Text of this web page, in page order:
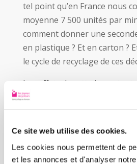
Ce site web utilise des cookies.
Les cookies nous permettent de
et les annonces et d'analyser
tel point qu’en France nous
moyenne 7 500 unités par
comment donner une
en plastique ? Et en carton ?
le cycle de recyclage de ces
Les effets de cette
sur l’environnement
étapes du recyclage gobelet
production de nouveaux